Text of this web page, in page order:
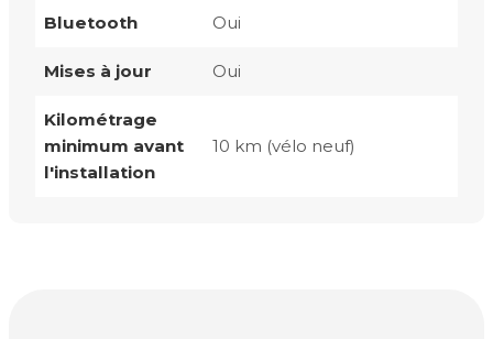
Bluetooth Oui
Mises à jour Oui
Kilométrage
minimum avant
l'installation
10 km (vélo neuf)